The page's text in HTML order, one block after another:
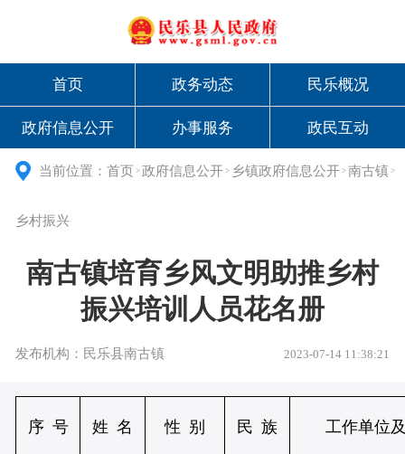
首页 政务动态 民乐概况
政府信息公开 办事服务 政民互动
当前位置：首页 > 政府信息公开 > 乡镇政府信息公开 > 南古镇 >
乡村振兴
南古镇培育乡风文明助推乡村
振兴培训人员花名册
发布机构：民乐县南古镇 2023-07-14 11:38:21
序 号 姓 名 性 别 民 族 工作单位